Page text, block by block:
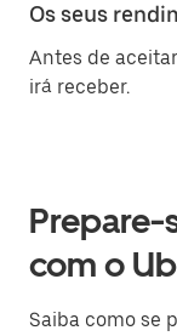
Os seus
Antes de
irá receber.
Prepare-
com o
Saiba como se